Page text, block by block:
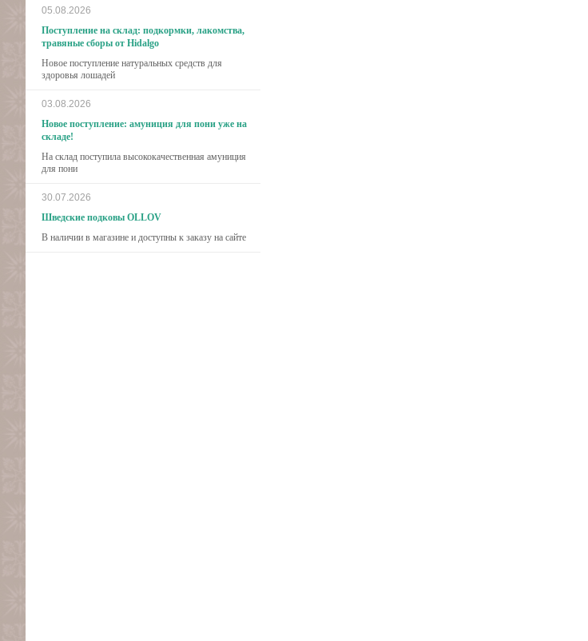
05.08.2026
Поступление на склад: подкормки, лакомства,
травяные сборы от Hidalgo
Новое поступление натуральных средств для
здоровья лошадей
03.08.2026
Новое поступление: амуниция для пони уже на
складе!
На склад поступила высококачественная амуниция
для пони
30.07.2026
Шведские подковы OLLOV
В наличии в магазине и доступны к заказу на сайте